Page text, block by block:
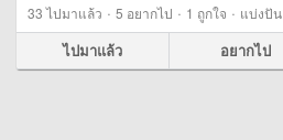
33ไปมาแล้ว · 5 อยากไป · 1 ถูกใจ · แบ่งปัน
ไปมาแล้ว อยากไป